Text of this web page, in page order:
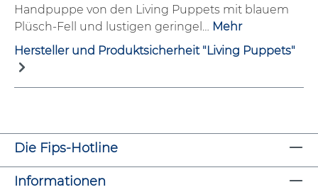
Handpuppe von den Living Puppets mit blauem
Plüsch-Fell und lustigen geringel… Mehr
Hersteller und Produktsicherheit "Living Puppets"
Die Fips-Hotline
Informationen